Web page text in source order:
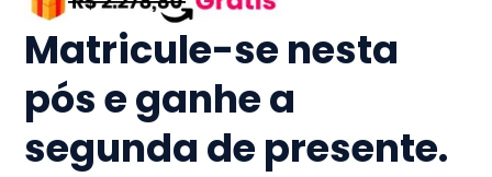
Matricule-se nesta
pós e ganhe a
segunda de presente.